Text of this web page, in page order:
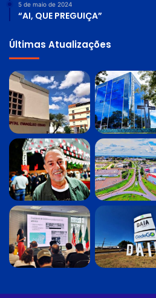
5 de maio de 2024
“AI, QUE PREGUIÇA”
Últimas Atualizações